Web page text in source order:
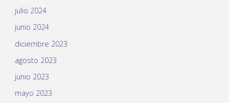
julio 2024
junio 2024
diciembre 2023
agosto 2023
junio 2023
mayo 2023